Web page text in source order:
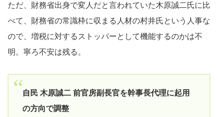
ただ、財務省出身で変人だと言われていた木原誠二氏に比
べて、財務省の常識枠に収まる人材の村井氏という人事な
ので、増税に対するストッパーとして機能するのかは不
明。寧ろ不安は残る。
自民 木原誠二 前官房副長官を幹事長代理に起用
の方向で調整